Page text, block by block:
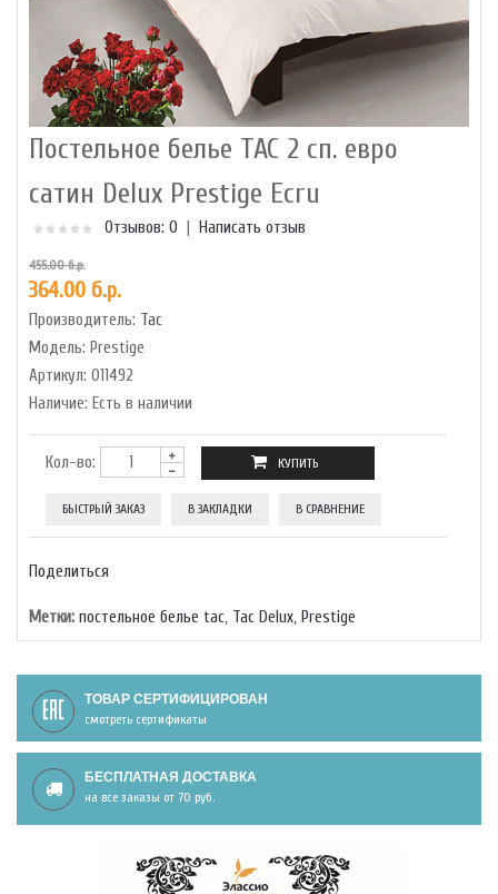
Постельное белье TAC 2 сп. евро
сатин Delux Prestige Ecru
Отзывов: 0 Написать отзыв
455.00 б.р.
364.00 б.р.
Производитель: Tac
Модель: Prestige
Артикул: 011492
Наличие: Есть в наличии
Кол-во:
БЫСТРЫЙ ЗАКАЗ В ЗАКЛАДКИ В СРАВНЕНИЕ
Поделиться
Метки: постельное белье tac, Тас Delux, Prestige
ТОВАР СЕРТИФИЦИРОВАН
смотреть сертификаты
БЕСПЛАТНАЯ ДОСТАВКА
на все заказы от 70 руб.